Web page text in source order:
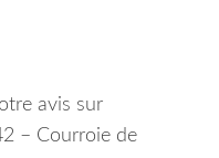
avis sur
– Courroie de